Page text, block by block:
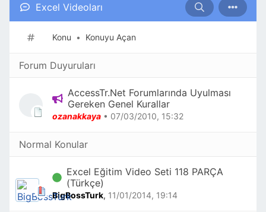
Excel Videoları
Konu • Konuyu Açan
Forum Duyuruları
AccessTr.Net Forumlarında Uyulması
Gereken Genel Kurallar
ozanakkaya • 07/03/2010, 15:32
Normal Konular
Excel Eğitim Video Seti 118 PARÇA
(Türkçe)
BigBossTurk, 11/01/2014, 19:14